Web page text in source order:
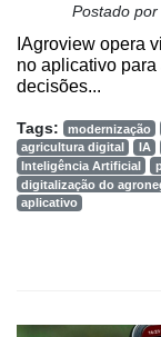
Postado por
IAgroview opera
no aplicativo
decisões...
Tags: modernização
agricultura digital
IA
Inteligência Artificial
digitalização do
aplicativo